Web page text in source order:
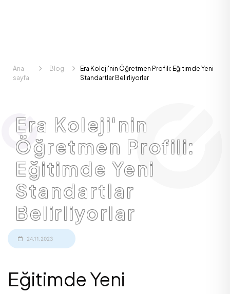
Ana
sayfa
Blog
Era Koleji'nin Öğretmen Profili: Eğitimde Yeni
Standartlar Belirliyorlar
Era Koleji'nin
Öğretmen Profili:
Eğitimde Yeni
Standartlar
Belirliyorlar
24.11.2023
Eğitimde Yeni